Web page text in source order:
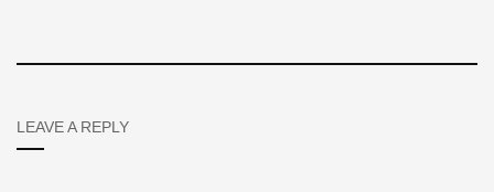
LEAVE A REPLY